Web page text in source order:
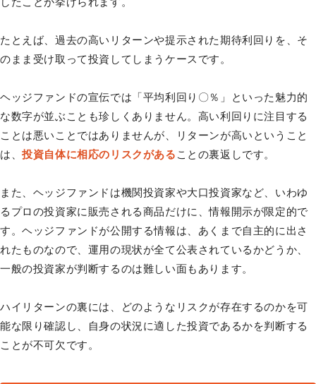
たとえば、過去の高いリターンや提示された期待利回りを、そ
のまま受け取って投資してしまうケースです。
ヘッジファンドの宣伝では「平均利回り〇％」といった魅力的
な数字が並ぶことも珍しくありません。高い利回りに注目する
ことは悪いことではありませんが、リターンが高いということ
は、投資自体に相応のリスクがある ことの裏返しです。
また、ヘッジファンドは機関投資家や大口投資家など、いわゆ
るプロの投資家に販売される商品だけに、情報開示が限定的で
す。ヘッジファンドが公開する情報は、あくまで自主的に出さ
れたものなので、運用の現状が全て公表されているかどうか、
一般の投資家が判断するのは難しい面もあります。
ハイリターンの裏には、どのようなリスクが存在するのかを可
能な限り確認し、自身の状況に適した投資であるかを判断する
ことが不可欠です。